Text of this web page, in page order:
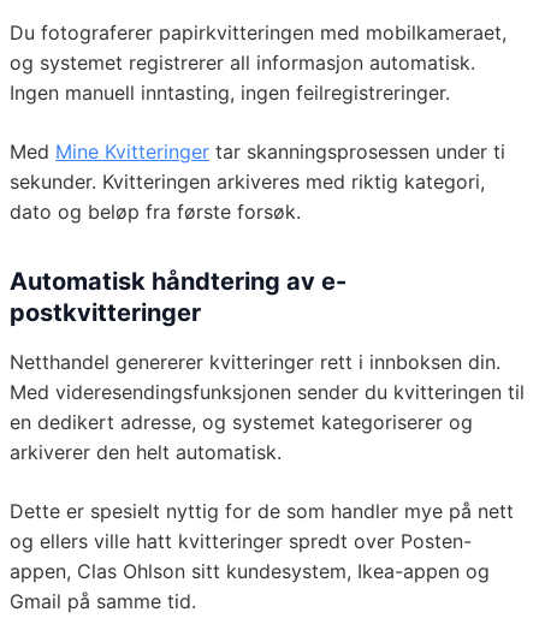
Du fotograferer papirkvitteringen med mobilkameraet,
og systemet registrerer all informasjon automatisk.
Ingen manuell inntasting, ingen feilregistreringer.
Med Mine Kvitteringer tar skanningsprosessen under ti
sekunder. Kvitteringen arkiveres med riktig kategori,
dato og beløp fra første forsøk.
Automatisk håndtering av e-
postkvitteringer
Netthandel genererer kvitteringer rett i innboksen din.
Med videresendingsfunksjonen sender du kvitteringen til
en dedikert adresse, og systemet kategoriserer og
arkiverer den helt automatisk.
Dette er spesielt nyttig for de som handler mye på nett
og ellers ville hatt kvitteringer spredt over Posten-
appen, Clas Ohlson sitt kundesystem, Ikea-appen og
Gmail på samme tid.